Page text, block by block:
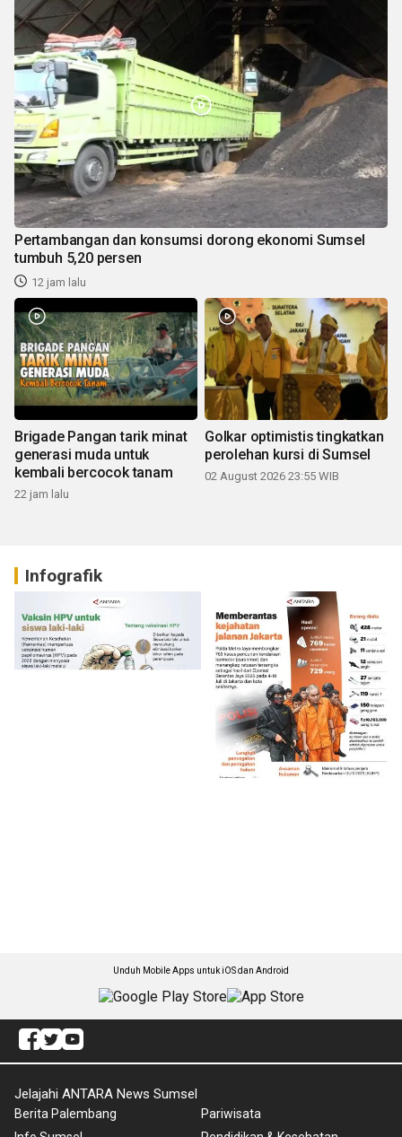
Pertambangan dan konsumsi dorong ekonomi Sumsel
tumbuh 5,20 persen
12 jam lalu
Brigade Pangan tarik minat
generasi muda untuk
kembali bercocok tanam
22 jam lalu
Golkar optimistis tingkatkan
perolehan kursi di Sumsel
02 August 2026 23:55 WIB
Infografik
Unduh Mobile Apps untuk iOS dan Android
Jelajahi ANTARA News Sumsel
Berita Palembang
Pariwisata